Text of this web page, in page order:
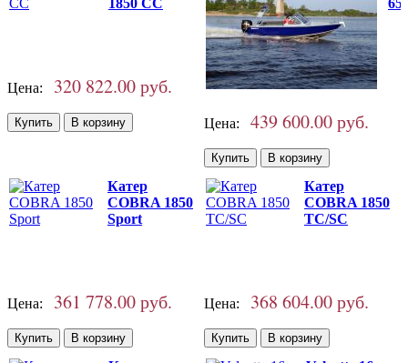
Цена: 320 822.00 руб.
Цена: 439 600.00 руб.
Катер
COBRA 1850
Sport
Цена: 361 778.00 руб.
Катер
COBRA 1850
TC/SC
Цена: 368 604.00 руб.